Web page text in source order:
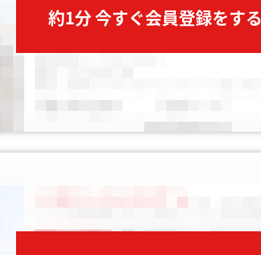
約1分 今すぐ会員登録をする